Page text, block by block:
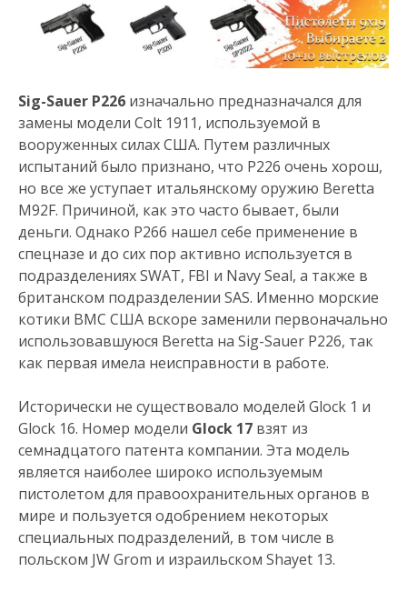
Sig-Sauer P226 изначально предназначался для
замены модели Colt 1911, используемой в
вооруженных силах США. Путем различных
испытаний было признано, что P226 очень хорош,
но все же уступает итальянскому оружию Beretta
M92F. Причиной, как это часто бывает, были
деньги. Однако P266 нашел себе применение в
спецназе и до сих пор активно используется в
подразделениях SWAT, FBI и Navy Seal, а также в
британском подразделении SAS. Именно морские
котики ВМС США вскоре заменили первоначально
использовавшуюся Beretta на Sig-Sauer P226, так
как первая имела неисправности в работе.
Исторически не существовало моделей Glock 1 и
Glock 16. Номер модели Glock 17 взят из
семнадцатого патента компании. Эта модель
является наиболее широко используемым
пистолетом для правоохранительных органов в
мире и пользуется одобрением некоторых
специальных подразделений, в том числе в
польском JW Grom и израильском Shayet 13.